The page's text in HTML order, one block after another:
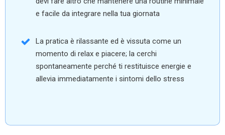
e facile da integrare nella tua giornata
La pratica è rilassante ed è vissuta come un
momento di relax e piacere; la cerchi
spontaneamente perché ti restituisce energie e
allevia immediatamente i sintomi dello stress